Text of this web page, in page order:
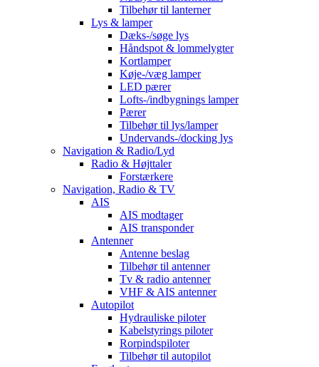
Tilbehør til lanterner
Lys & lamper
Dæks-/søge lys
Håndspot & lommelygter
Kortlamper
Køje-/væg lamper
LED pærer
Lofts-/indbygnings lamper
Pærer
Tilbehør til lys/lamper
Undervands-/docking lys
Navigation & Radio/Lyd
Radio & Højttaler
Forstærkere
Navigation, Radio & TV
AIS
AIS modtager
AIS transponder
Antenner
Antenne beslag
Tilbehør til antenner
Tv & radio antenner
VHF & AIS antenner
Autopilot
Hydrauliske piloter
Kabelstyrings piloter
Rorpindspiloter
Tilbehør til autopilot